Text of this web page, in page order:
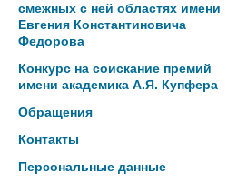
смежных с ней областях имени
Евгения Константиновича
Федорова
Конкурс на соискание премий
имени академика А.Я. Купфера
Обращения
Контакты
Персональные данные